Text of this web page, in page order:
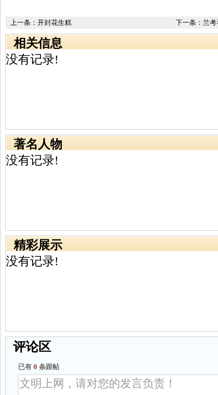
下一条： 兰
上一条： 开封花生糕
相关信息
没有记录!
著名人物
没有记录!
精彩展示
没有记录!
评论区
已有 0 条跟帖